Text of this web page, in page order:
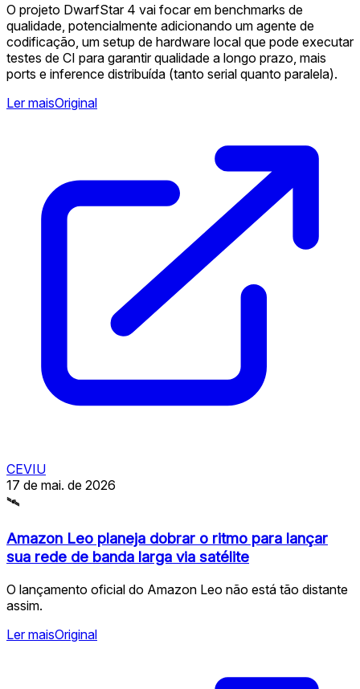
O projeto DwarfStar 4 vai focar em benchmarks de
qualidade, potencialmente adicionando um agente de
codificação, um setup de hardware local que pode executar
testes de CI para garantir qualidade a longo prazo, mais
ports e inference distribuída (tanto serial quanto paralela).
Ler maisOriginal
CEVIU
17 de mai. de 2026
🛰
Amazon Leo planeja dobrar o ritmo para lançar
sua rede de banda larga via satélite
O lançamento oficial do Amazon Leo não está tão distante
assim.
Ler maisOriginal